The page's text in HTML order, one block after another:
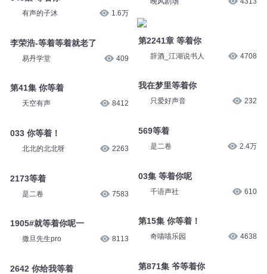
有声的子沐 1.6万
李荣浩-等着等着就老了
易丹学堂 409
第41集 你等着
天空有声 8412
033 你等着！
北北的北北呀 2263
2173等着
是二卷 7583
1905#就等着你呢一
撒旦先生pro 8113
2642 你给我等着
第2241章 等着你
辞酒_江湖说书人 4708
我在梦里等着你
只爱好声音 232
569等着
是二卷 2.4万
03集 等着你呢
千语声社 610
第15集 你等着！
奇喵喵乐园 4638
第871集 爷等着你